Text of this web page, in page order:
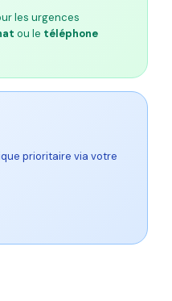
les urgences
ou le téléphone
prioritaire via votre